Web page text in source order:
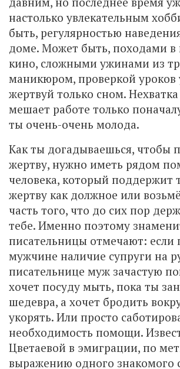
настолько увлекательным
быть, регулярностью
доме. Может быть, походами в
кино, сложными ужинами из
маникюром, проверкой уроков
жертвуй только сном.
мешает работе только
ты очень-очень молода.
Как ты догадываешься, чтобы
жертву, нужно иметь рядом
человека, который поддержит
жертву как должное или
часть того, что до сих пор
тебе. Именно поэтому
писательницы отмечают: если
мужчине наличие супруги на
писательнице муж зачастую
хочет посуду мыть, пока ты
шедевра, а хочет бродить
укорять. Или просто
необходимость помощи.
Цветаевой в эмиграции, по
выражению одного знакомого